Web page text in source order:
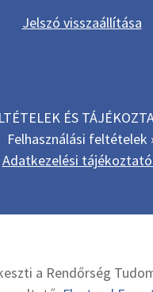
Jelszó visszaállítása
ÉS
Felhasználási feltételek
Adatkezelési tájékoztató
a Rendőrség